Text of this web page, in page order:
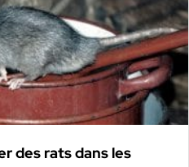
des rats dans les